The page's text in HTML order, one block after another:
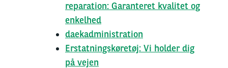
reparation: Garanteret kvalitet og
enkelhed
daekadministration
Erstatningskøretøj: Vi holder dig
på vejen